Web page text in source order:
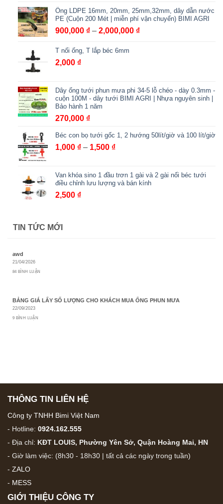
từ
3,000 ₫
đến
Ống LDPE 16mm, 20mm, 25mm,32mm, dây dẫn nước
PE (Cuộn 200 Mét | miễn phí vận chuyển) BIMI AGRI
900,000 ₫ – 2,000,000 ₫Khoảng
T nối ống, T lắp béc 6mm
2,000 ₫
Dây ống tưới phun mưa phi 34-5 lỗ chéo - dày 0.3mm -
cuộn 100M - dây tưới BIMI AGRI | Nhựa nguyên sinh |
Bảo hành 1 năm
270,000 ₫
Béc con bọ tưới gốc 1, 2 hướng 50lít/giờ và 100 lít/giờ
1,000 ₫ – 1,500 ₫Khoảng
1,000 ₫
đến
Van khóa sino 1 đầu trơn 1 gài và 2 gài nối béc tưới
điều chỉnh lưu lượng và bán kính
2,500 ₫
TIN TỨC MỚI
awd
21/04/2026
84 BÌNH LUẬN
BẢNG GIÁ LẤY SỐ LƯỢNG CHO KHÁCH MUA ỐNG PHUN MƯA
22/09/2023
9 BÌNH LUẬN
THÔNG TIN LIÊN HỆ
Công ty TNHH Bimi Việt Nam
- Hotline: 0924.162.555
- Địa chỉ: KĐT LOUIS, Phường Yên Sở, Quận Hoàng Mai, HN
- Giờ làm việc: (8h30 - 18h30 | tất cả các ngày trong tuần)
- ZALO
- MESS
GIỚI THIỆU CÔNG TY